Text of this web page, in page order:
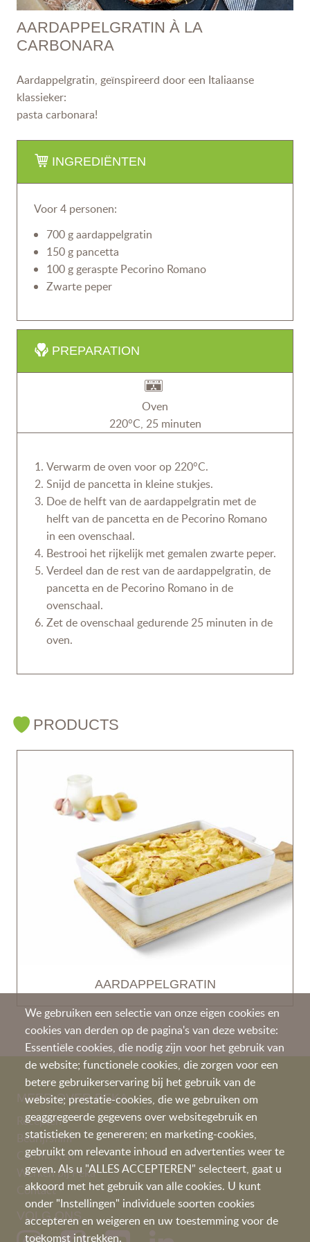
AARDAPPELGRATIN À LA
CARBONARA
Aardappelgratin, geïnspireerd door een Italiaanse
klassieker:
pasta carbonara!
INGREDIËNTEN
Voor 4 personen:
700 g aardappelgratin
150 g pancetta
100 g geraspte Pecorino Romano
Zwarte peper
PREPARATION
Oven
220°C, 25 minuten
Verwarm de oven voor op 220°C.
Snijd de pancetta in kleine stukjes.
Doe de helft van de aardappelgratin met de
helft van de pancetta en de Pecorino Romano
in een ovenschaal.
Bestrooi het rijkelijk met gemalen zwarte peper.
Verdeel dan de rest van de aardappelgratin, de
pancetta en de Pecorino Romano in de
ovenschaal.
Zet de ovenschaal gedurende 25 minuten in de
oven.
PRODUCTS
AARDAPPELGRATIN
We gebruiken een selectie van onze eigen cookies en
cookies van derden op de pagina's van deze website:
Essentiële cookies, die nodig zijn voor het gebruik van
de website; functionele cookies, die zorgen voor een
betere gebruikerservaring bij het gebruik van de
website; prestatie-cookies, die we gebruiken om
geaggregeerde gegevens over websitegebruik en
statistieken te genereren; en marketing-cookies,
gebruikt om relevante inhoud en advertenties weer te
geven. Als u "ALLES ACCEPTEREN" selecteert, gaat u
akkoord met het gebruik van alle cookies. U kunt
onder "Instellingen" individuele soorten cookies
accepteren en weigeren en uw toestemming voor de
toekomst intrekken.
MEER OVER PEKA
Recepten
Bedrijfsfilm
Certificaten
Werken bij Peka
Contact
VOLG ONS